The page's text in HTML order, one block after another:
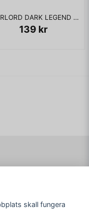
OVERLORD DARK LEGEND WII
139 kr
skall fungera